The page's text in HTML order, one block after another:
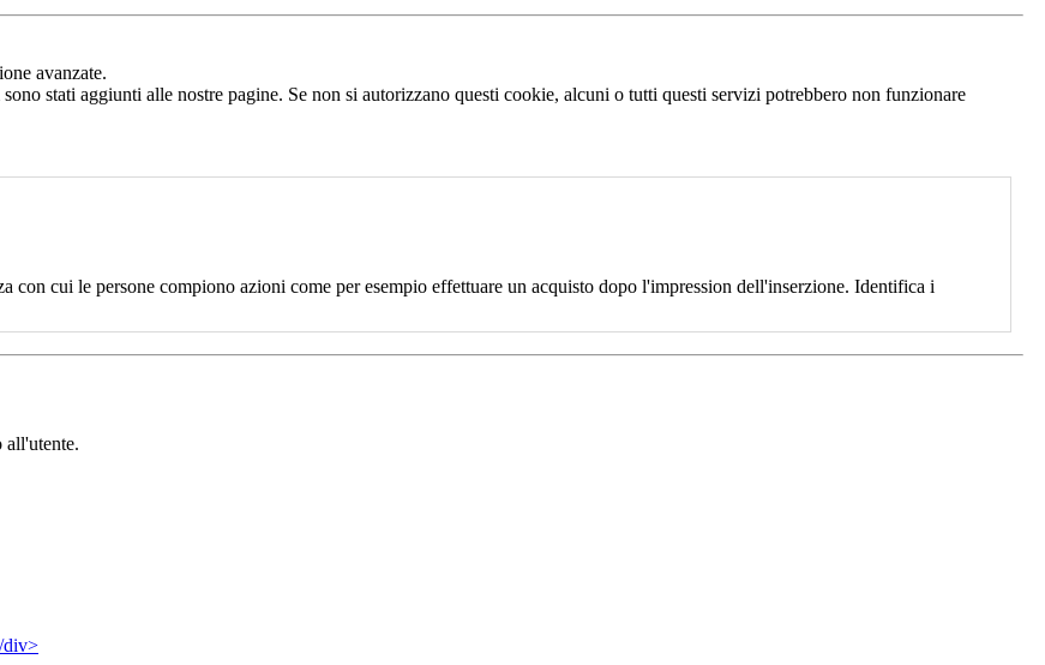
avanzate.
stati aggiunti alle nostre pagine. Se non si autorizzano questi cookie, alcuni o tutti questi servizi potrebbero non funzionare
cui le persone compiono azioni come per esempio effettuare un acquisto dopo l'impression dell'inserzione. Identifica i
all'utente.